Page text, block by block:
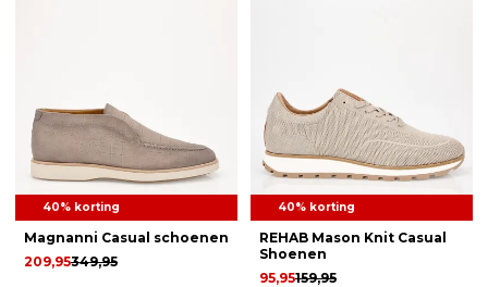
40% korting
Magnanni Casual schoenen
349,95
209,95
40% korting
REHAB Mason Knit Casual
Shoenen
159,95
95,95